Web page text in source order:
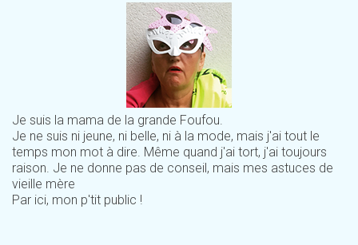
Je suis la mama de la grande Foufou.
Je ne suis ni jeune, ni belle, ni à la mode, mais j'ai tout le
temps mon mot à dire. Même quand j'ai tort, j'ai toujours
raison. Je ne donne pas de conseil, mais mes astuces de
vieille mère
Par ici, mon p'tit public !